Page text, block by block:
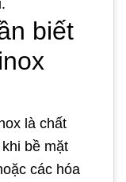
biết
là chất
bề mặt
các hóa